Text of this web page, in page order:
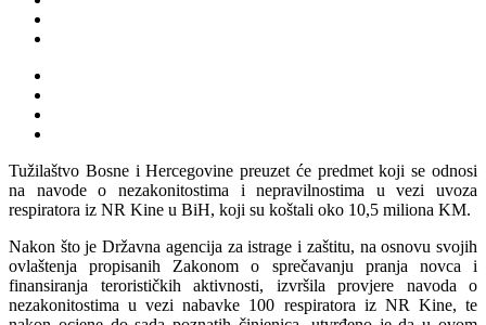
Tužilaštvo Bosne i Hercegovine preuzet će predmet koji se odnosi
na navode o nezakonitostima i nepravilnostima u vezi uvoza
respiratora iz NR Kine u BiH, koji su koštali oko 10,5 miliona KM.
Nakon što je Državna agencija za istrage i zaštitu, na osnovu svojih
ovlaštenja propisanih Zakonom o sprečavanju pranja novca i
finansiranja terorističkih aktivnosti, izvršila provjere navoda o
nezakonitostima u vezi nabavke 100 respiratora iz NR Kine, te